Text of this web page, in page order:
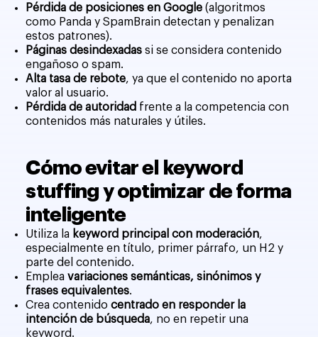
Pérdida de posiciones en Google (algoritmos
como Panda y SpamBrain detectan y penalizan
estos patrones).
Páginas desindexadas si se considera contenido
engañoso o spam.
Alta tasa de rebote, ya que el contenido no aporta
valor al usuario.
Pérdida de autoridad frente a la competencia con
contenidos más naturales y útiles.
Cómo evitar el keyword
stuffing y optimizar de forma
inteligente
Utiliza la keyword principal con moderación,
especialmente en título, primer párrafo, un H2 y
parte del contenido.
Empleavariaciones semánticas, sinónimos y
frases equivalentes.
Crea contenidocentrado en responder la
intención de búsqueda, no en repetir una
keyword.